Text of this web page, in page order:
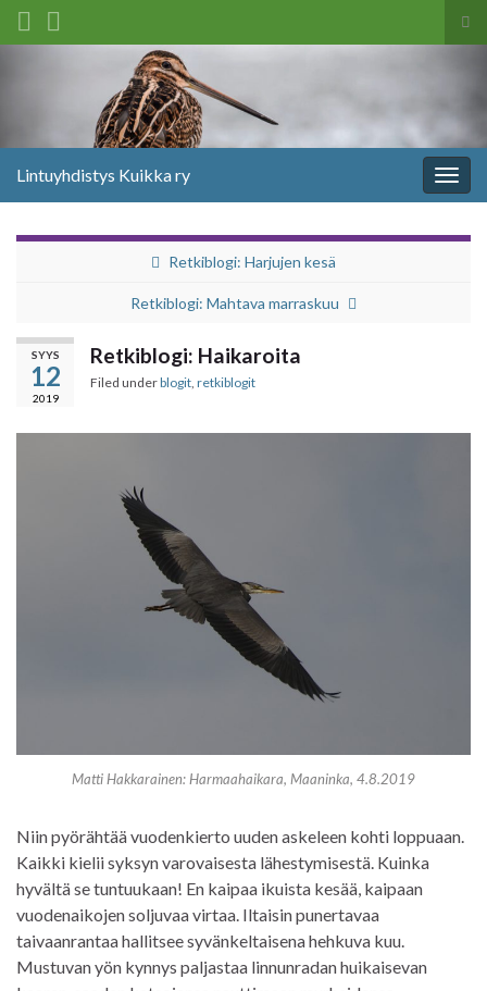
Search for:
Lintuyhdistys Kuikka ry
Retkiblogi: Harjujen kesä
Retkiblogi: Mahtava marraskuu
SYYS
12
2019
Retkiblogi: Haikaroita
Filed underblogit, retkiblogit
Matti Hakkarainen: Harmaahaikara, Maaninka, 4.8.2019
Niin pyörähtää vuodenkierto uuden askeleen kohti loppuaan.
Kaikki kielii syksyn varovaisesta lähestymisestä. Kuinka
hyvältä se tuntuukaan! En kaipaa ikuista kesää, kaipaan
vuodenaikojen soljuvaa virtaa. Iltaisin punertavaa
taivaanrantaa hallitsee syvänkeltaisena hehkuva kuu.
Mustuvan yön kynnys paljastaa linnunradan huikaisevan